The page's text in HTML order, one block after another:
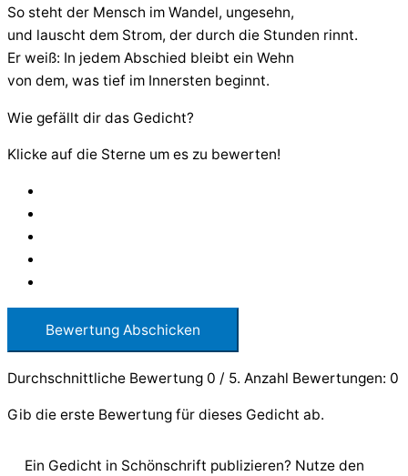
So steht der Mensch im Wandel, ungesehn,
und lauscht dem Strom, der durch die Stunden rinnt.
Er weiß: In jedem Abschied bleibt ein Wehn
von dem, was tief im Innersten beginnt.
Wie gefällt dir das Gedicht?
Klicke auf die Sterne um es zu bewerten!
Bewertung Abschicken
Durchschnittliche Bewertung 0 / 5. Anzahl Bewertungen: 0
Gib die erste Bewertung für dieses Gedicht ab.
Ein Gedicht in Schönschrift publizieren? Nutze den